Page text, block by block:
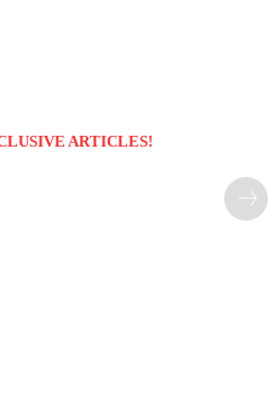
ARTICLES!